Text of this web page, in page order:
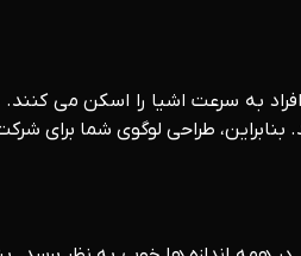
به سرعت اشیا را اسکن می کنند.
طراحی لوگوی شما برای